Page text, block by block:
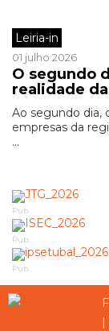
Leiria-in
01 julho 2026
O segundo
realidade
Ao segundo dia,
empresas da
...
Pub
Pub
Pub
|